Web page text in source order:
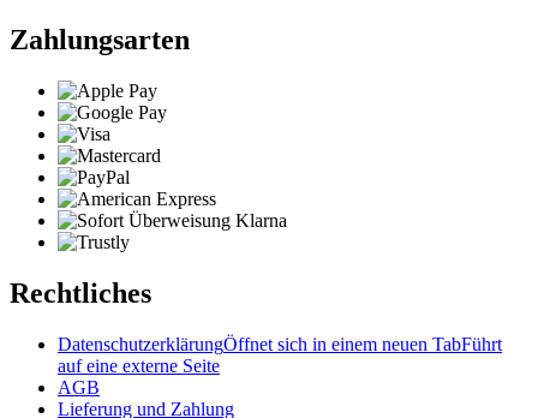
Zahlungsarten
Rechtliches
DatenschutzerklärungÖffnet sich in einem neuen TabFührt
auf eine externe Seite
AGB
Lieferung und Zahlung